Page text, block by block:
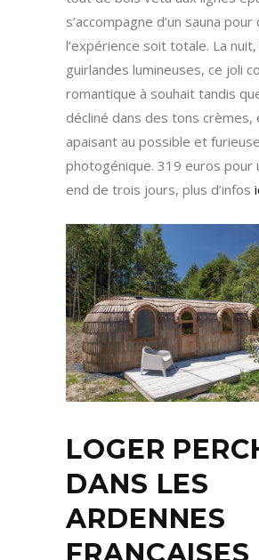
s’accompagne d’un sauna pour
l’expérience soit totale. La
guirlandes lumineuses, ce joli
romantique à souhait tandis
décliné dans des tons crèmes,
apaisant au possible et
photogénique. 319 euros pour
end de trois jours, plus d’infos
LOGER
DANS LES
ARDENNES
FRANÇAISES